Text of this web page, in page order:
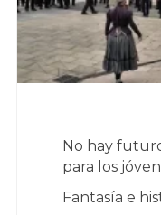
No hay
para los
Fantasía e